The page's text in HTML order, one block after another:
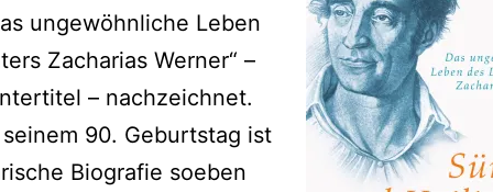
ungewöhnliche Leben
Zacharias Werner“ –
– nachzeichnet.
90. Geburtstag ist
Biografie soeben